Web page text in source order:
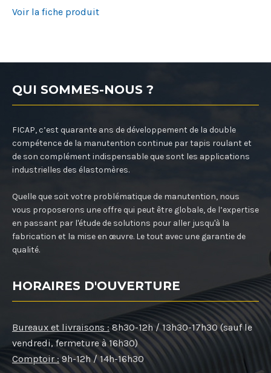
Voir la fiche produit
QUI SOMMES-NOUS ?
FICAP, c’est quarante ans de développement de la double
compétence de la manutention continue par tapis roulant et
de son complément indispensable que sont les applications
industrielles des élastomères.
Quelle que soit votre problématique de manutention, nous
vous proposerons une offre qui peut être globale, de l’expertise
en passant par l'étude de solutions pour aller jusqu'à la
fabrication et la mise en œuvre. Le tout avec une garantie de
qualité.
HORAIRES D'OUVERTURE
Bureaux et livraisons : 8h30-12h / 13h30-17h30 (sauf le
vendredi, fermeture à 16h30)
Comptoir : 9h-12h / 14h-16h30